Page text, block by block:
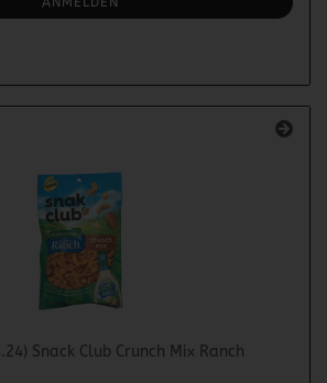
Snack Club Crunch Mix Ranch